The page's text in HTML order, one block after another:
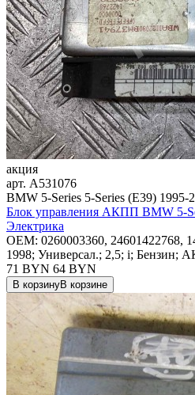
акция
арт. A531076
BMW 5-Series 5-Series (E39) 1995-
Блок управления АКПП BMW 5-
Электрика
OEM: 0260003360, 24601422768,
1998; Универсал.; 2,5; i; Бензин;
71 BYN 64 BYN
В корзинуВ корзине